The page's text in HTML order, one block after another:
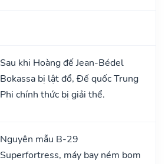
Sau khi Hoàng đế Jean-Bédel
Bokassa bị lật đổ, Đế quốc Trung
Phi chính thức bị giải thể.
Nguyên mẫu B-29
Superfortress, máy bay ném bom